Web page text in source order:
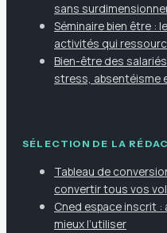
sans
Séminaire bien être :
activités qui
Bien-être des
stress, absentéisme
SÉLECTION DE LA
Tableau de
convertir tous vos
Cned espace inscrit
mieux l’utiliser